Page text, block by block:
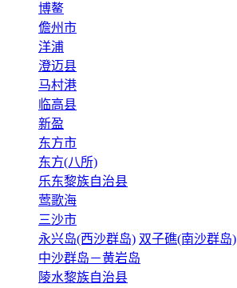
博鳌
儋州市
洋浦
澄迈县
马村港
临高县
新盈
东方市
东方(八所)
乐东黎族自治县
莺歌海
三沙市
永兴岛(西沙群岛) 双子礁(南沙群岛)
中沙群岛－黄岩岛
陵水黎族自治县